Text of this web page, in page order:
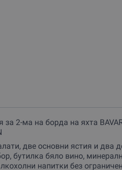
за 2-ма на борда на яхта
две основни ястия и два
бутилка бяло вино,
напитки без